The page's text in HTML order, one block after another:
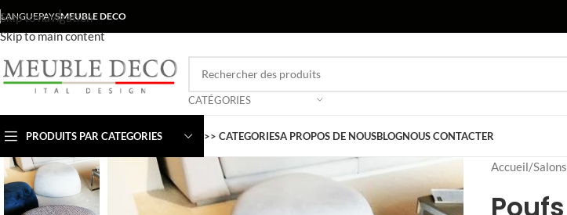
Skip to navigation
Skip to main content
LANGUEPAYSMEUBLE DECO
CATÉGORIES
PRODUITS PAR CATEGORIES >> CATEGORIESA PROPOS DE NOUSBLOGNOUS CONTACTER
Accueil Salons
Poufs